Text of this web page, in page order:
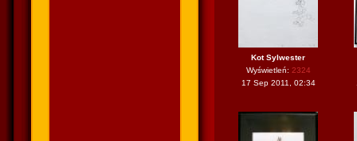
Kot Sylwester
Wyświetleń: 2324
17 Sep 2011, 02:34